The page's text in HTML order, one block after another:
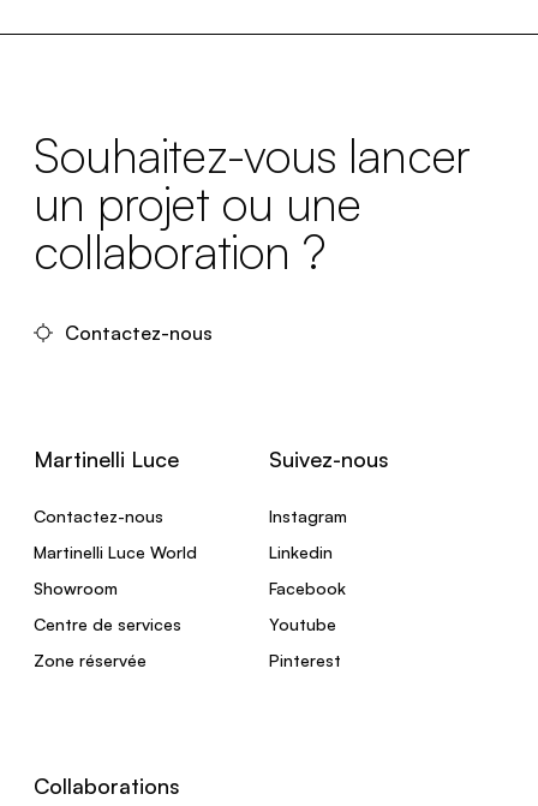
Souhaitez-vous lancer
un projet ou une
collaboration ?
Contactez-nous
Martinelli Luce
Contactez-nous
Martinelli Luce World
Showroom
Centre de services
Zone réservée
Suivez-nous
Instagram
Linkedin
Facebook
Youtube
Pinterest
Collaborations